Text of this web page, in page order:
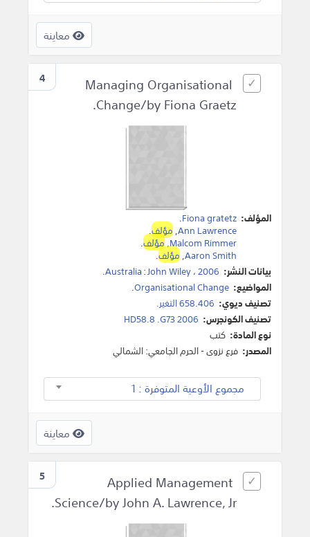
معاينة
4
Managing Organisational
Change/by Fiona Graetz.
المؤلف: Fiona gratetz
.
Ann Lawrence
,مؤلف.
Malcom Rimmer
,مؤلف.
Aaron Smith
,مؤلف.
بيانات النشر:
Australia:John Wiley،2006
.
المواضيع: Organisational Change
.
تصنيف ديوي: 658.406 التغير.
تصنيف الكونجرس: HD58.8 .G73 2006
نوع المادة: كتب
المصدر: فرع نزوى - الحرم الجامعي: الشمالي
مجموع الأوعية المتوفرة : 1
معاينة
5
Applied Management
Science/by John A. Lawrence, Jr.